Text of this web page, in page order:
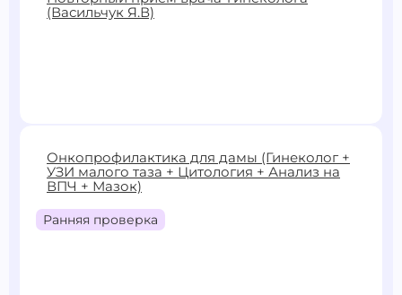
Записаться
(Васильчук Я.В)
2400 ₽
Записаться
Онкопрофилактика для дамы (Гинеколог +
УЗИ малого таза + Цитология + Анализ на
ВПЧ + Мазок)
Ранняя проверка